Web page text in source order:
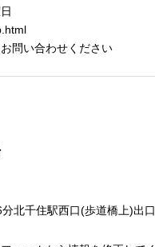
問い合わせください
北千住駅西口(歩道橋上)出口